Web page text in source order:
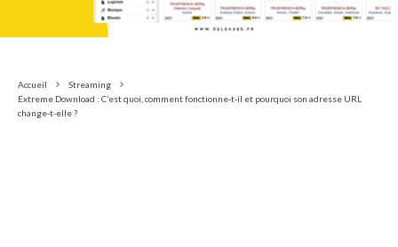
Accueil
Streaming
Extreme Download : C’est quoi, comment fonctionne-t-il et pourquoi son adresse URL
change-t-elle ?